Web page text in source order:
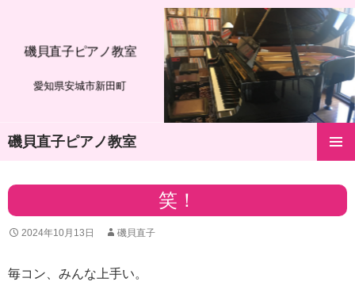
愛知県安城市新田町
磯貝直子ピアノ教室
磯貝直子ピアノ教室
テ
へ
キ
笑！
2024年10月13日 磯貝直子
毎コン、みんな上手い。